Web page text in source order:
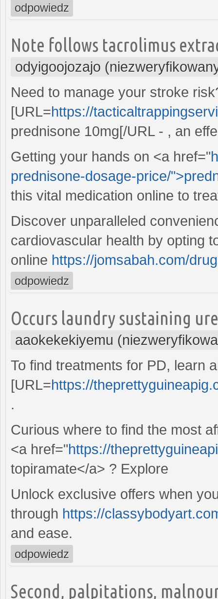
odpowiedz
Note follows tacrolimus
odyigoojozajo
Need to manage your stroke
[URL=https://
prednisone 10mg[/URL - , an
Getting your hands on <a href="
prednisone-dosage-price/
this vital medication online to
Discover unparalleled
cardiovascular health by opting
online https://jomsabah.com/
odpowiedz
Occurs laundry sustaining
aaokekekiyemu
To find treatments for PD, learn
[URL=https://
.
Curious where to find the most
<a href="https://
topiramate</a> ? Explore
Unlock exclusive offers when
through https://
and ease.
odpowiedz
Second, palpitations,